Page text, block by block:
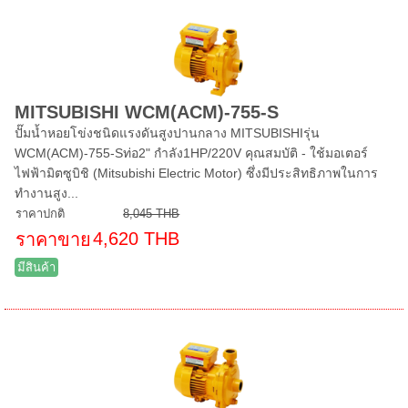
MITSUBISHI WCM(ACM)-755-S
ปั๊มน้ำหอยโข่งชนิดแรงดันสูงปานกลาง MITSUBISHIรุ่น
WCM(ACM)-755-Sท่อ2" กำลัง1HP/220V คุณสมบัติ - ใช้มอเตอร์
ไฟฟ้ามิตซูบิชิ (Mitsubishi Electric Motor) ซึ่งมีประสิทธิภาพในการ
ทำงานสูง...
ราคาปกติ 8,045 THB
ราคาขาย4,620 THB
มีสินค้า